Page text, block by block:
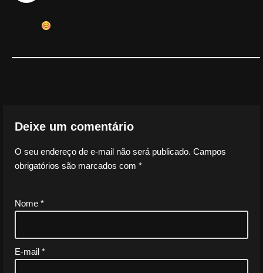
Deixe um comentário
O seu endereço de e-mail não será publicado. Campos
obrigatórios são marcados com *
Nome *
E-mail *